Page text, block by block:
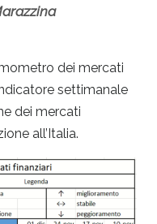
dei mercati
settimanale
dei mercati
all’Italia.